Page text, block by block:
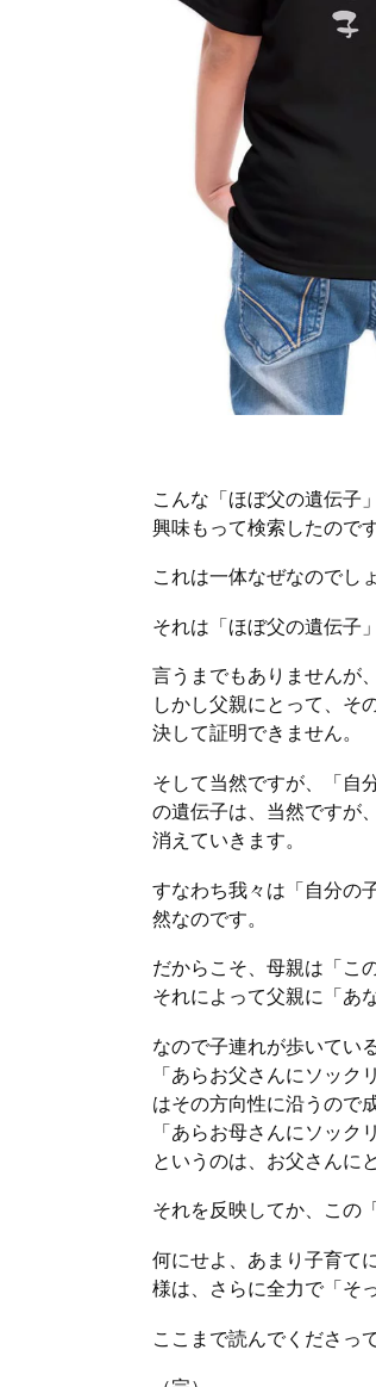
こんな「ほぼ父の遺伝子
興味もって検索したので
これは一体なぜなのでし
それは「ほぼ父の遺伝子
言うまでもありませんが
しかし父親にとって、そ
決して証明できません。
そして当然ですが、「自
の遺伝子は、当然ですが
消えていきます。
すなわち我々は「自分の
然なのです。
だからこそ、母親は「こ
それによって父親に「あ
なので子連れが歩いてい
「あらお父さんにソック
はその方向性に沿うので
「あらお母さんにソッ
というのは、お父さんに
それを反映してか、この
何にせよ、あまり子育て
様は、さらに全力で「そ
ここまで読んでくださっ